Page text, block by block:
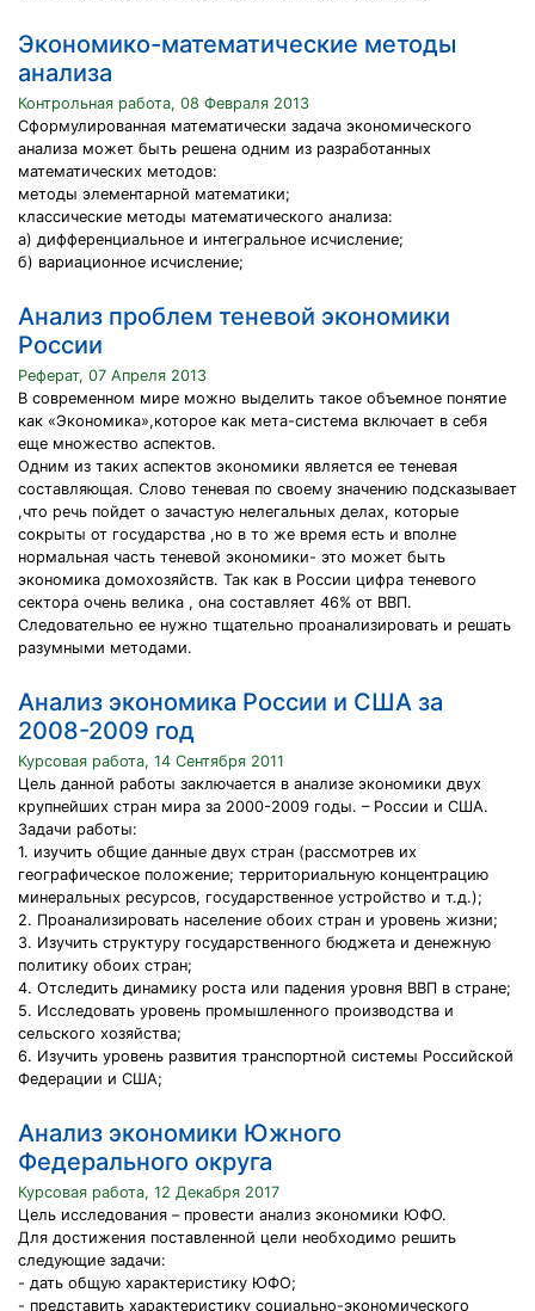
Экономико-математические методы
анализа
Контрольная работа, 08 Февраля 2013
Сформулированная математически задача экономического
анализа может быть решена одним из разработанных
математических методов:
методы элементарной математики;
классические методы математического анализа:
а) дифференциальное и интегральное исчисление;
б) вариационное исчисление;
Анализ проблем теневой экономики
России
Реферат, 07 Апреля 2013
В современном мире можно выделить такое объемное понятие
как «Экономика»,которое как мета-система включает в себя
еще множество аспектов.
Одним из таких аспектов экономики является ее теневая
составляющая. Слово теневая по своему значению подсказывает
,что речь пойдет о зачастую нелегальных делах, которые
сокрыты от государства ,но в то же время есть и вполне
нормальная часть теневой экономики- это может быть
экономика домохозяйств. Так как в России цифра теневого
сектора очень велика , она составляет 46% от ВВП.
Следовательно ее нужно тщательно проанализировать и решать
разумными методами.
Анализ экономика России и США за
2008-2009 год
Курсовая работа, 14 Сентября 2011
Цель данной работы заключается в анализе экономики двух
крупнейших стран мира за 2000-2009 годы. – России и США.
Задачи работы:
1. изучить общие данные двух стран (рассмотрев их
географическое положение; территориальную концентрацию
минеральных ресурсов, государственное устройство и т.д.);
2. Проанализировать население обоих стран и уровень жизни;
3. Изучить структуру государственного бюджета и денежную
политику обоих стран;
4. Отследить динамику роста или падения уровня ВВП в стране;
5. Исследовать уровень промышленного производства и
сельского хозяйства;
6. Изучить уровень развития транспортной системы Российской
Федерации и США;
Анализ экономики Южного
Федерального округа
Курсовая работа, 12 Декабря 2017
Цель исследования – провести анализ экономики ЮФО.
Для достижения поставленной цели необходимо решить
следующие задачи:
- дать общую характеристику ЮФО;
- представить характеристику социально-экономического